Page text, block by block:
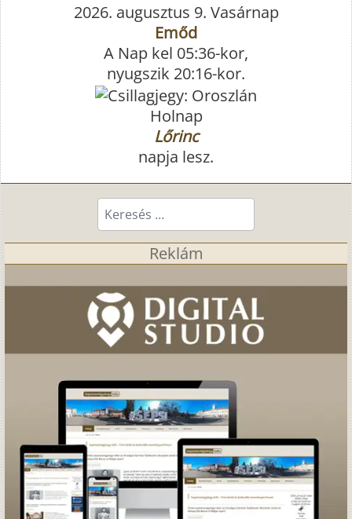
2026. augusztus 9. Vasárnap
Emőd
A Nap kel 05:36-kor,
nyugszik 20:16-kor.
Holnap
Lőrinc
napja lesz.
Keresés...
Reklám